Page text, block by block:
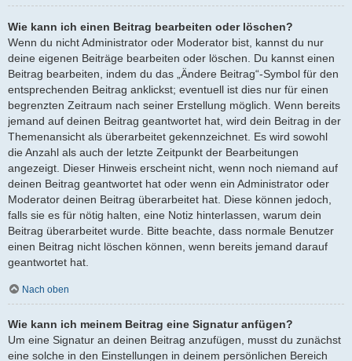
Wie kann ich einen Beitrag bearbeiten oder löschen?
Wenn du nicht Administrator oder Moderator bist, kannst du nur
deine eigenen Beiträge bearbeiten oder löschen. Du kannst einen
Beitrag bearbeiten, indem du das „Ändere Beitrag“-Symbol für den
entsprechenden Beitrag anklickst; eventuell ist dies nur für einen
begrenzten Zeitraum nach seiner Erstellung möglich. Wenn bereits
jemand auf deinen Beitrag geantwortet hat, wird dein Beitrag in der
Themenansicht als überarbeitet gekennzeichnet. Es wird sowohl
die Anzahl als auch der letzte Zeitpunkt der Bearbeitungen
angezeigt. Dieser Hinweis erscheint nicht, wenn noch niemand auf
deinen Beitrag geantwortet hat oder wenn ein Administrator oder
Moderator deinen Beitrag überarbeitet hat. Diese können jedoch,
falls sie es für nötig halten, eine Notiz hinterlassen, warum dein
Beitrag überarbeitet wurde. Bitte beachte, dass normale Benutzer
einen Beitrag nicht löschen können, wenn bereits jemand darauf
geantwortet hat.
Nach oben
Wie kann ich meinem Beitrag eine Signatur anfügen?
Um eine Signatur an deinen Beitrag anzufügen, musst du zunächst
eine solche in den Einstellungen in deinem persönlichen Bereich